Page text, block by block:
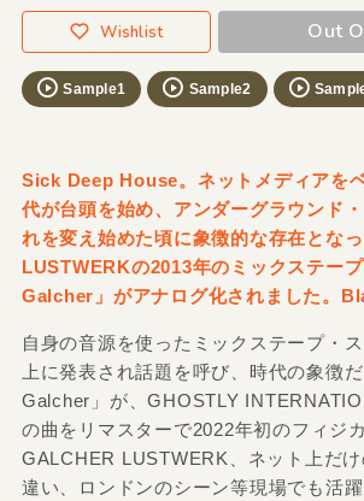
Wishlist Out
Sample1 Sample2
Sick Deep House。ネットメディアを
代が台頭を始め、アンダーグラウンド
れを変え始めた頃に象徴的な存在とな
LUSTWERKの2013年のミックステー
Galcher」がアナログ化されました。
自身の音源を使ったミックステープ・
上に発表され話題を呼び、時代の象徴
Galcher」が、GHOSTLY
の曲をリマスターで2022年初のフィジ
GALCHER LUSTWERK、ネット上だ
違い、ロンドンのシーン等現場でも活